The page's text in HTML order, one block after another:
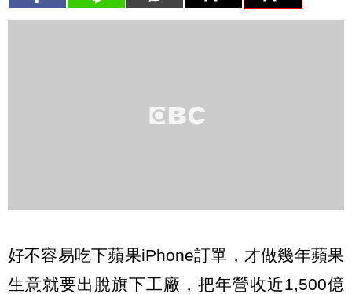
好不容易吃下蘋果iPhone訂單，才做幾年蘋果
生意就要出脫旗下工廠，把年營收近1,500億